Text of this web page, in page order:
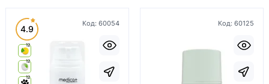
Код: 60054
4.9
12
12
12
Код: 60125